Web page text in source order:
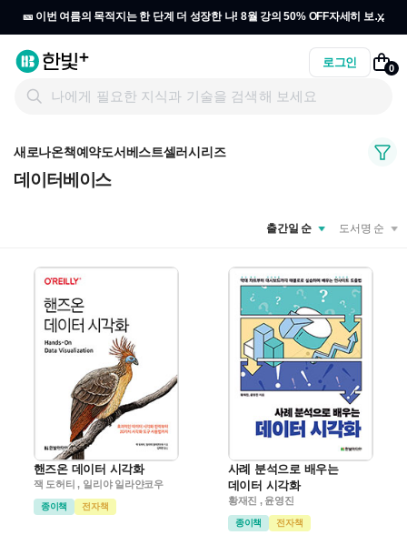
🎫 이번 여름의 목적지는 한 단계 더 성장한 나! 8월 강의 50% OFF자세히 보기
x
로그인 0
새로나온책예약도서베스트셀러시리즈
데이터베이스
도서명 순
출간일 순
핸즈온 데이터 시각화
잭 도허티 , 일리야 일라얀코우
종이책 전자책
사례 분석으로 배우는
데이터 시각화
황재진 , 윤영진
종이책 전자책